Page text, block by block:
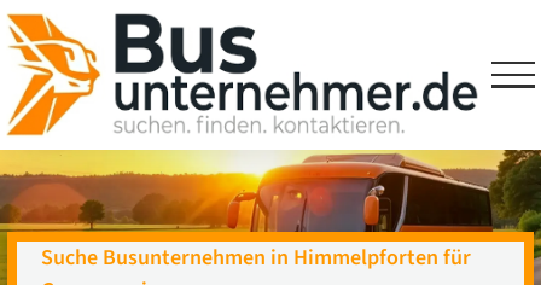
Skip
to
content
Suche Busunternehmen in Himmelpforten für